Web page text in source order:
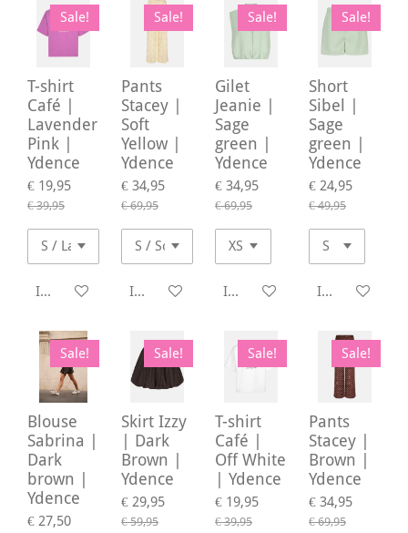
Sale!
T-shirt
Café |
Lavender
Pink |
Ydence
€ 19,95
€ 39,95
In winkelwagen
Sale!
Pants
Stacey |
Soft
Yellow |
Ydence
€ 34,95
€ 69,95
In winkelwagen
Sale!
Gilet
Jeanie |
Sage
green |
Ydence
€ 34,95
€ 69,95
In winkelwagen
Sale!
Short
Sibel |
Sage
green |
Ydence
€ 24,95
€ 49,95
In
Sale!
Blouse
Sabrina |
Dark
brown |
Ydence
€ 27,50
Sale!
Skirt Izzy
| Dark
Brown |
Ydence
€ 29,95
€ 59,95
Sale!
T-shirt
Café |
Off White
| Ydence
€ 19,95
€ 39,95
Sale!
Pants
Stacey |
Brown |
Ydence
€ 34,95
€ 69,95